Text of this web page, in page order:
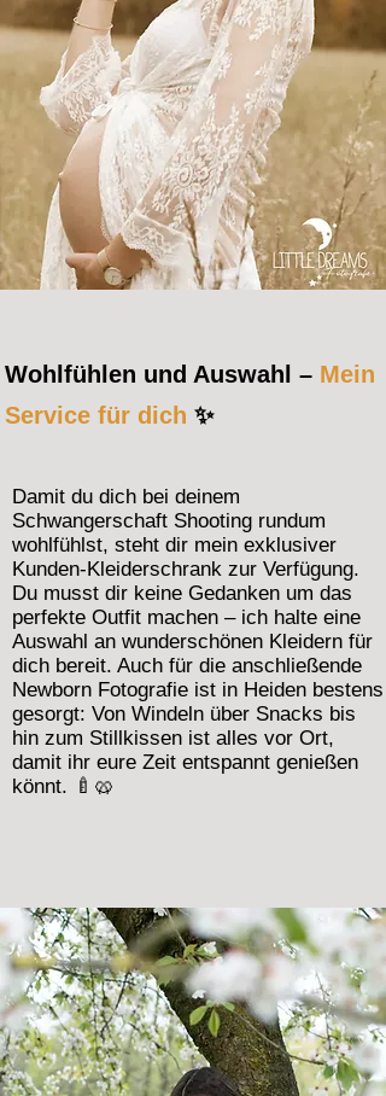
Wohlfühlen und Auswahl – Mein
Service für dich ✨
Damit du dich bei deinem
Schwangerschaft Shooting rundum
wohlfühlst, steht dir mein exklusiver
Kunden-Kleiderschrank zur Verfügung.
Du musst dir keine Gedanken um das
perfekte Outfit machen – ich halte eine
Auswahl an wunderschönen Kleidern für
dich bereit. Auch für die anschließende
Newborn Fotografie ist in Heiden bestens
gesorgt: Von Windeln über Snacks bis
hin zum Stillkissen ist alles vor Ort,
damit ihr eure Zeit entspannt genießen
könnt. 🍼🥨